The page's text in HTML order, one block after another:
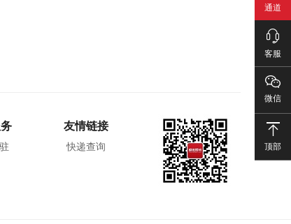
友情链接
快递查询
通道
客服
微信
顶部